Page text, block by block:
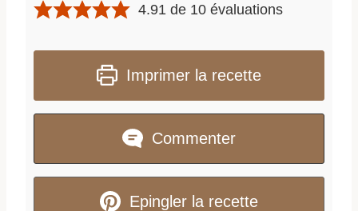
4.91 de 10 évaluations
Imprimer la recette
Commenter
Epingler la recette